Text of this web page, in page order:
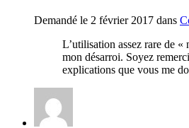
Demandé le 2 février 2017 dans
L’utilisation assez rare de
mon désarroi. Soyez
explications que vous me